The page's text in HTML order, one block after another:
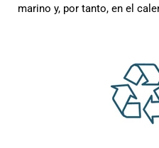
marino y, por tanto, en el